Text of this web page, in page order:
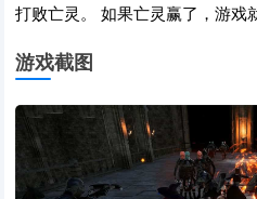
打败亡灵。 如果亡灵赢了，游戏
游戏截图